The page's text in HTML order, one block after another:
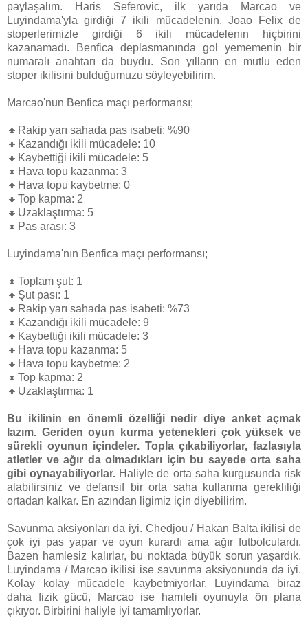
paylaşalım. Haris Seferovic, ilk yarıda Marcao ve
Luyindama'yla girdiği 7 ikili mücadelenin, Joao Felix de
stoperlerimizle girdiği 6 ikili mücadelenin hiçbirini
kazanamadı. Benfica deplasmanında gol yememenin bir
numaralı anahtarı da buydu. Son yılların en mutlu eden
stoper ikilisini bulduğumuzu söyleyebilirim.
Marcao'nun Benfica maçı performansı;
🔸Rakip yarı sahada pas isabeti: %90
🔸Kazandığı ikili mücadele: 10
🔸Kaybettiği ikili mücadele: 5
🔸Hava topu kazanma: 3
🔸Hava topu kaybetme: 0
🔸Top kapma: 2
🔸Uzaklaştırma: 5
🔸Pas arası: 3
Luyindama'nın Benfica maçı performansı;
🔸Toplam şut: 1
🔸Şut pası: 1
🔸Rakip yarı sahada pas isabeti: %73
🔸Kazandığı ikili mücadele: 9
🔸Kaybettiği ikili mücadele: 3
🔸Hava topu kazanma: 5
🔸Hava topu kaybetme: 2
🔸Top kapma: 2
🔸Uzaklaştırma: 1
Bu ikilinin en önemli özelliği nedir diye anket açmak
lazım. Geriden oyun kurma yetenekleri çok yüksek ve
sürekli oyunun içindeler. Topla çıkabiliyorlar, fazlasıyla
atletler ve ağır da olmadıkları için bu sayede orta saha
gibi oynayabiliyorlar. Haliyle de orta saha kurgusunda risk
alabilirsiniz ve defansif bir orta saha kullanma gerekliliği
ortadan kalkar. En azından ligimiz için diyebilirim.
Savunma aksiyonları da iyi. Chedjou / Hakan Balta ikilisi de
çok iyi pas yapar ve oyun kurardı ama ağır futbolculardı.
Bazen hamlesiz kalırlar, bu noktada büyük sorun yaşardık.
Luyindama / Marcao ikilisi ise savunma aksiyonunda da iyi.
Kolay kolay mücadele kaybetmiyorlar, Luyindama biraz
daha fizik gücü, Marcao ise hamleli oyunuyla ön plana
çıkıyor. Birbirini haliyle iyi tamamlıyorlar.